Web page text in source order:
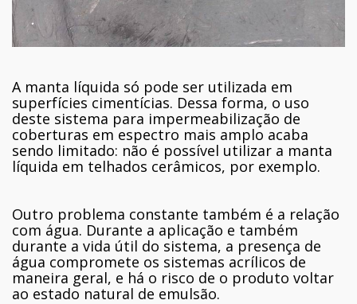
A manta líquida só pode ser utilizada em
superfícies cimentícias. Dessa forma, o uso
deste sistema para impermeabilização de
coberturas em espectro mais amplo acaba
sendo limitado: não é possível utilizar a manta
líquida em telhados cerâmicos, por exemplo.
Outro problema constante também é a relação
com água. Durante a aplicação e também
durante a vida útil do sistema, a presença de
água compromete os sistemas acrílicos de
maneira geral, e há o risco de o produto voltar
ao estado natural de emulsão.